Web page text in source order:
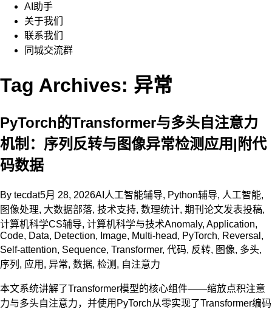
AI助手
关于我们
联系我们
同城交流群
Tag Archives: 异常
PyTorch的Transformer与多头自注意力
机制：序列反转与图像异常检测应用|附代
码数据
By tecdat5月 28, 2026AI人工智能辅导, Python辅导, 人工智能,
图像处理, 大数据部落, 技术支持, 数理统计, 期刊论文发表投稿,
计算机科学CS辅导, 计算机科学与技术Anomaly, Application,
Code, Data, Detection, Image, Multi-head, PyTorch, Reversal ,
Self-attention, Sequence, Transformer, 代码, 反转, 图像, 多头,
序列 , 应用 , 异常, 数据, 检测 , 自注意力
本文系统讲解了Transformer模型的核心组件——缩放点积注意
力与多头自注意力，并使用PyTorch从零实现了Transformer编码